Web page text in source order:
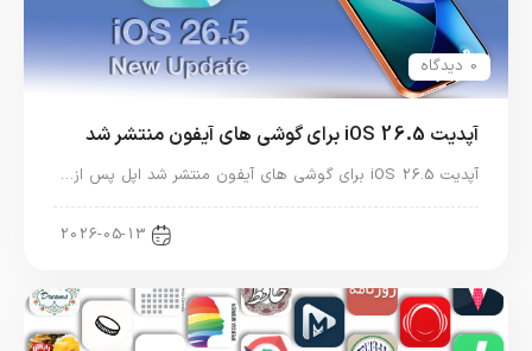
0 دیدگاه
آپدیت iOS 26.5 برای گوشی های آیفون منتشر شد
آپدیت iOS 26.5 برای گوشی های آیفون منتشر شد اپل پس از…
2026-05-13